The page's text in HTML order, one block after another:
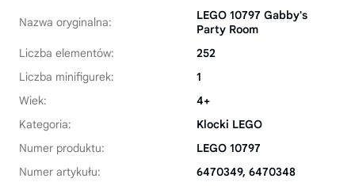
Nazwa oryginalna:
LEGO 10797 Gabby's
Party Room
Liczba elementów:
252
Liczba minifigurek:
1
Wiek:
4+
Kategoria:
Klocki LEGO
Numer produktu:
LEGO 10797
Numer artykułu:
6470349, 6470348